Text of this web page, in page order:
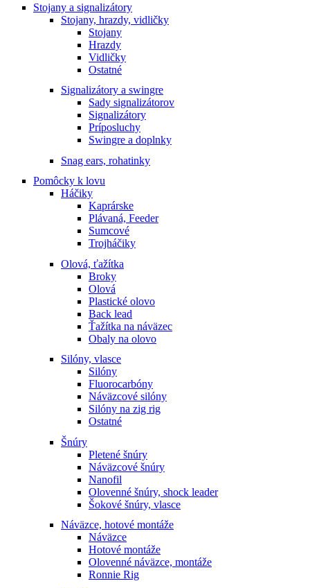
Stojany a signalizátory
Stojany, hrazdy, vidličky
Stojany
Hrazdy
Vidličky
Ostatné
Signalizátory a swingre
Sady signalizátorov
Signalizátory
Príposluchy
Swingre a doplnky
Snag ears, rohatinky
Pomôcky k lovu
Háčiky
Kaprárske
Plávaná, Feeder
Sumcové
Trojháčiky
Olová, ťažítka
Broky
Olová
Plastické olovo
Back lead
Ťažítka na náväzec
Obaly na olovo
Silóny, vlasce
Silóny
Fluorocarbóny
Náväzcové silóny
Silóny na zig rig
Ostatné
Šnúry
Pletené šnúry
Náväzcové šnúry
Nanofil
Olovenné šnúry, shock leader
Šokové šnúry, vlasce
Náväzce, hotové montáže
Náväzce
Hotové montáže
Olovenné náväzce, montáže
Ronnie Rig